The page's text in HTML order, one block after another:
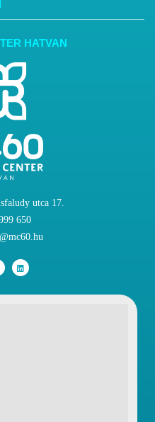
HATVAN
utca 17.
650